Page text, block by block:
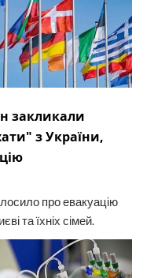
закликали
з України,
про евакуацію
та їхніх сімей.